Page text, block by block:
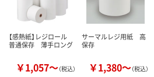
【感熱紙】レジロール
普通保存 薄手ロング
￥1,057～（税込）
サーマルレジ用紙 高
保存
￥1,380～（税込）